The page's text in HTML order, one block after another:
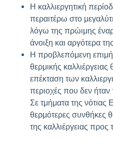
Η καλλιεργητική
περαιτέρω στο
λόγω της πρώιμης
άνοιξη και αργότερα
Η προβλεπόμενη
θερμικής καλλιέργειας
επέκταση των
περιοχές που δεν
Σε τμήματα της
θερμότερες συνθήκες
της καλλιέργειας προς